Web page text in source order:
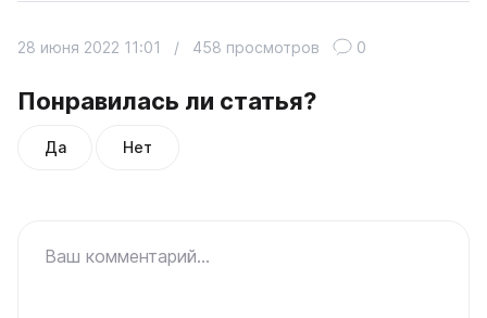
Понравилась ли статья?
Да Нет
28 июня 2022 11:01 / 458 просмотров 0
Ваш комментарий...